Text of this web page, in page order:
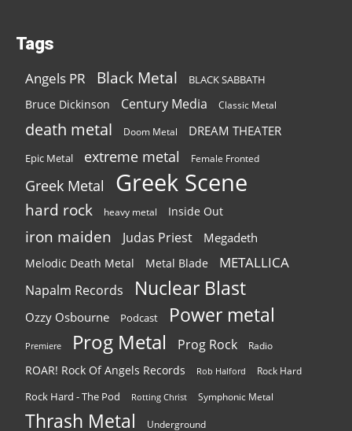
Tags
Angels PR Black Metal BLACK SABBATH
Bruce Dickinson Century Media Classic Metal
death metal Doom Metal DREAM THEATER
Epic Metal extreme metal Female Fronted
Greek Metal Greek Scene
hard rock heavy metal Inside Out
iron maiden Judas Priest Megadeth
Melodic Death Metal Metal Blade METALLICA
Napalm Records Nuclear Blast
Ozzy Osbourne Podcast Power metal
Premiere Prog Metal Prog Rock Radio
ROAR! Rock Of Angels Records Rob Halford Rock Hard
Rock Hard - The Pod Rotting Christ Symphonic Metal
Thrash Metal Underground